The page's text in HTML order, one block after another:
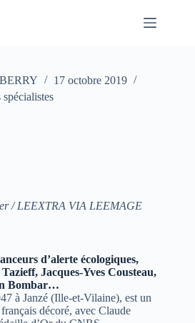
17 octobre 2019
spécialistes
/ LEEXTRA VIA LEEMAGE
d’alerte écologiques,
Jacques-Yves Cousteau,
Bombar…
à Janzé (Ille-et-Vilaine), est un
décoré, avec Claude